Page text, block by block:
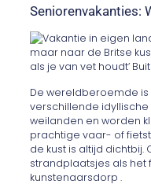
Seniorenvakanties:
maar naar de Britse
als je van vet houdt’
De wereldberoemde is
verschillende
weilanden en worden
prachtige vaar- of
de kust is altijd
strandplaatsjes als het
kunstenaarsdorp .